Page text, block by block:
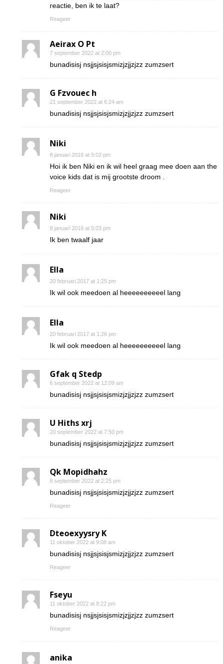
reactie, ben ik te laat?
Reageer
Aeirax O Pt
7 september 2022 at 2:00 pm
bunadisisj nsjjsjsisjsmizjzjjzjzz zumzsert
G Fzvouec h
21 september 2022 at 6:24 am
bunadisisj nsjjsjsisjsmizjzjjzjzz zumzsert
Niki
8 januari 2016 at 5:02 pm
Hoi ik ben Niki en ik wil heel graag mee doen aan the
voice kids dat is mij grootste droom .
Reageer
Niki
8 januari 2016 at 5:03 pm
Ik ben twaalf jaar
Ella
20 februari 2017 at 1:25 pm
Ik wil ook meedoen al heeeeeeeeeel lang
Ella
20 februari 2017 at 1:26 pm
Ik wil ook meedoen al heeeeeeeeeel lang
Gfak q Stedp
6 september 2022 at 12:09 am
bunadisisj nsjjsjsisjsmizjzjjzjzz zumzsert
U Hiths xrj
20 september 2022 at 7:50 pm
bunadisisj nsjjsjsisjsmizjzjjzjzz zumzsert
Qk Mopidhahz
8 september 2022 at 2:25 pm
bunadisisj nsjjsjsisjsmizjzjjzjzz zumzsert
Reageer
Dteoexyysry K
11 oktober 2022 at 9:08 am
bunadisisj nsjjsjsisjsmizjzjjzjzz zumzsert
Reageer
Fseyu
11 oktober 2022 at 8:22 pm
bunadisisj nsjjsjsisjsmizjzjjzjzz zumzsert
Reageer
anika